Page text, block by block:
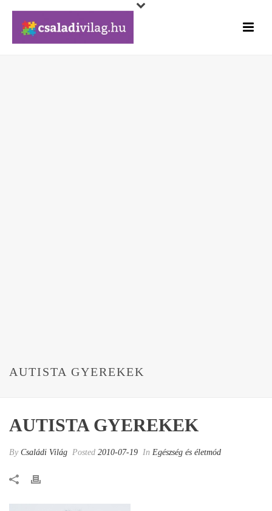
AUTISTA GYEREKEK
AUTISTA GYEREKEK
By Családi Világ Posted 2010-07-19 In Egészség és életmód